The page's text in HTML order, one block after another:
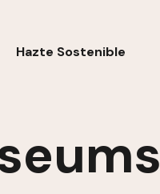
Hazte Sostenible